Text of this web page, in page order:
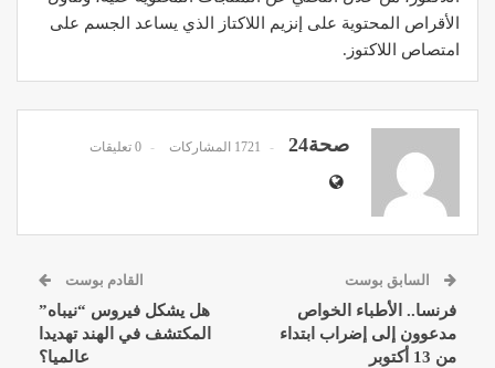
الأقراص المحتوية على إنزيم اللاكتاز الذي يساعد الجسم على
امتصاص اللاكتوز.
صحة24 1721 المشاركات 0 تعليقات
السابق بوست
فرنسا.. الأطباء الخواص
مدعوون إلى إضراب ابتداء
من 13 أكتوبر
القادم بوست
هل يشكل فيروس “نيباه”
المكتشف في الهند تهديدا
عالميا؟